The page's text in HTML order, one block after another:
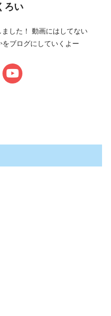
ろい
した！ 動画にはしてない
ブログにしていくよー